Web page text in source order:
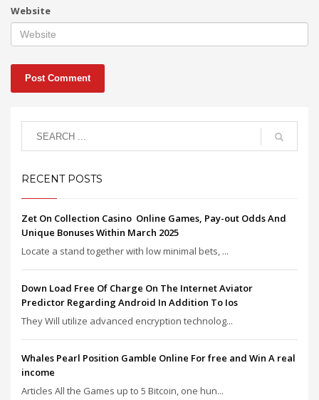
Website
RECENT POSTS
Zet On Collection Casino ️ Online Games, Pay-out Odds And
Unique Bonuses Within March 2025
Locate a stand together with low minimal bets, ...
Down Load Free Of Charge On The Internet Aviator
Predictor Regarding Android In Addition To Ios
They Will utilize advanced encryption technolog...
Whales Pearl Position Gamble Online For free and Win A real
income
Articles All the Games up to 5 Bitcoin, one hun...